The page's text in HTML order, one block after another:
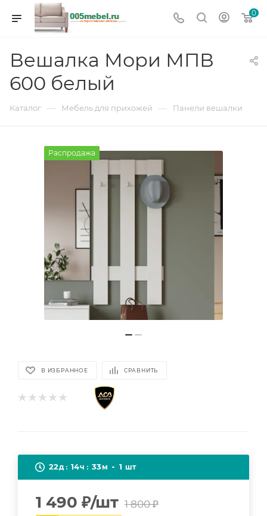
0
Вешалка Мори МПВ
600 белый
Каталог — Мебель для прихожей — Панели вешалки
Распродажа
В ИЗБРАННОЕ СРАВНИТЬ
22д 14ч 33м 1 шт
1 490 ₽/шт 1 800₽